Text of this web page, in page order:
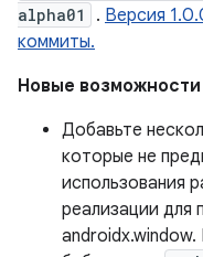
alpha01
. Версия
коммиты.
Новые возможности
Добавьте
которые не
использования
реализации для